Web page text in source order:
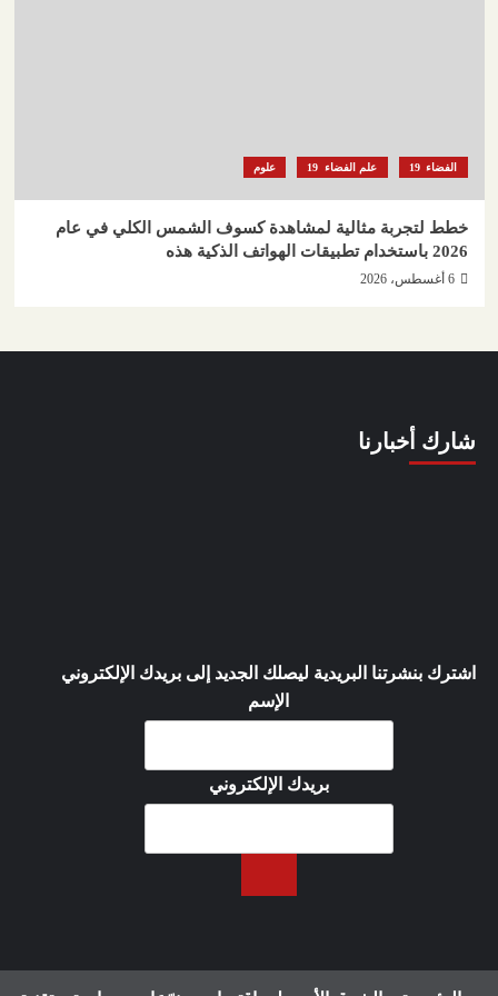
الفضاء علم الفضاء علوم
خطط لتجربة مثالية لمشاهدة كسوف الشمس الكلي في عام
2026 باستخدام تطبيقات الهواتف الذكية هذه
6 أغسطس، 2026
شارك أخبارنا
اشترك بنشرتنا البريدية ليصلك الجديد إلى بريدك الإلكتروني
الإسم
بريدك الإلكتروني